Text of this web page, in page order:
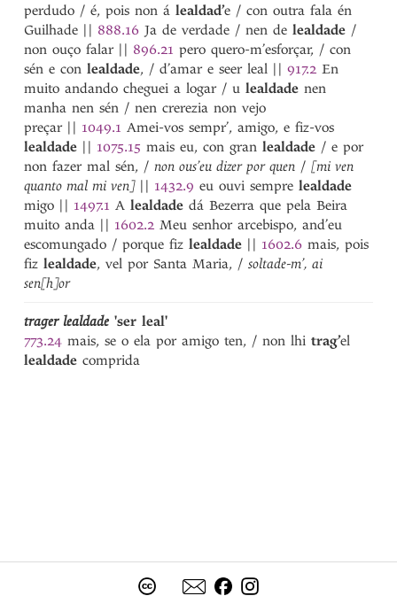
lavrada
lavrado
lavrador
lavrar
lavrare
lazeira
lazerada
lazerado
lazerar
leal
lealdade
lealmente
lear
lebor
*Lecia
ledo
leer
legado
perdudo / é, pois non álealdad’e / con outra fala én
Guilhade || 888.16 Ja de verdade / nen delealdade /
non ouço falar || 896.21 pero quero-m’esforçar, / con
sén e conlealdade, / d’amar e seer leal || 917.2 En
muito andando cheguei a logar / ulealdade nen
manha nen sén / nen crerezia non vejo
preçar || 1049.1 Amei-vos sempr’, amigo, e fiz-vos
lealdade || 1075.15 mais eu, con granlealdade / e por
non fazer mal sén, /non ous’eu dizer por quen /[mi ven
quanto mal mi ven] || 1432.9 eu ouvi semprelealdade
migo || 1497.1 Alealdade dá Bezerra que pela Beira
muito anda || 1602.2 Meu senhor arcebispo, and’eu
escomungado / porque fizlealdade || 1602.6 mais, pois
fizlealdade, vel por Santa Maria, /soltade-m’, ai
sen[h]or
trager lealdade 'ser leal'
773.24 mais, se o ela por amigo ten, / non lhitrag’el
lealdade comprida